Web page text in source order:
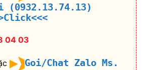
(0932.13.74.13)
04 03
Goi/Chat Zalo Ms.